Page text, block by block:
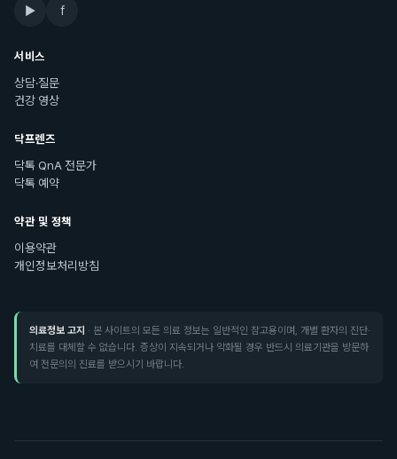
▶ f
서비스
상담·질문
건강 영상
닥프렌즈
닥톡 QnA 전문가
닥톡 예약
약관 및 정책
이용약관
개인정보처리방침
의료정보 고지 · 본 사이트의 모든 의료 정보는 일반적인 참고용이며, 개별 환자의 진단·
치료를 대체할 수 없습니다. 증상이 지속되거나 악화될 경우 반드시 의료기관을 방문하
여 전문의의 진료를 받으시기 바랍니다.